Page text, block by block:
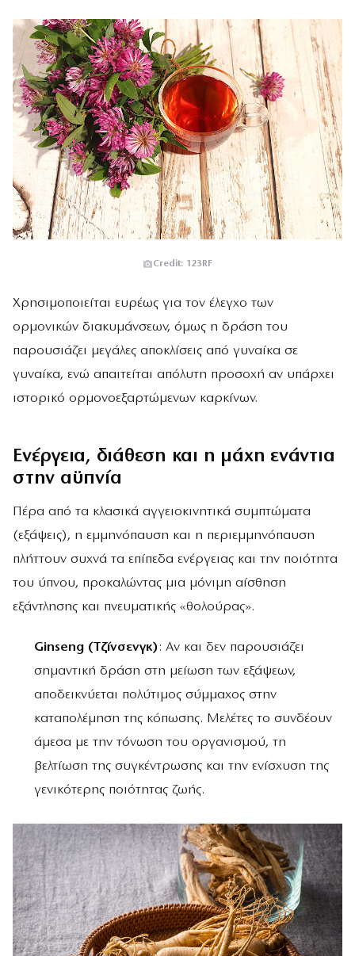
Credit: 123RF
Χρησιμοποιείται ευρέως για τον έλεγχο των
ορμονικών διακυμάνσεων, όμως η δράση του
παρουσιάζει μεγάλες αποκλίσεις από γυναίκα σε
γυναίκα, ενώ απαιτείται απόλυτη προσοχή αν υπάρχει
ιστορικό ορμονοεξαρτώμενων καρκίνων.
Ενέργεια, διάθεση και η μάχη ενάντια
στην αϋπνία
Πέρα από τα κλασικά αγγειοκινητικά συμπτώματα
(εξάψεις), η εμμηνόπαυση και η περιεμμηνόπαυση
πλήττουν συχνά τα επίπεδα ενέργειας και την ποιότητα
του ύπνου, προκαλώντας μια μόνιμη αίσθηση
εξάντλησης και πνευματικής «θολούρας».
Ginseng (Τζίνσενγκ): Αν και δεν παρουσιάζει
σημαντική δράση στη μείωση των εξάψεων,
αποδεικνύεται πολύτιμος σύμμαχος στην
καταπολέμηση της κόπωσης. Μελέτες το συνδέουν
άμεσα με την τόνωση του οργανισμού, τη
βελτίωση της συγκέντρωσης και την ενίσχυση της
γενικότερης ποιότητας ζωής.